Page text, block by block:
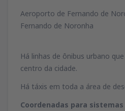
Aeroporto de Fernando de
Fernando de Noronha
Há linhas de ônibus urbano
centro da cidade.
Há táxis em toda a área de
Coordenadas para sistemas